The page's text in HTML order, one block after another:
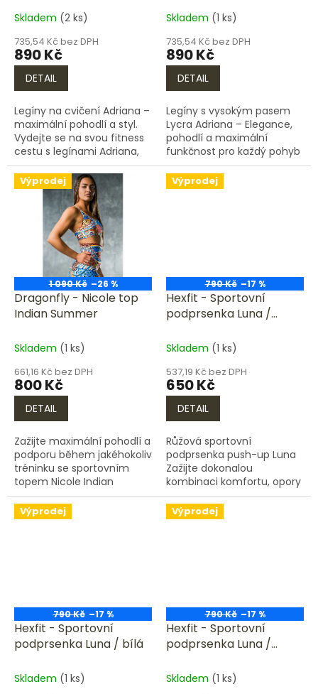
Skladem (2 ks)
735,54 Kč bez DPH
890 Kč
DETAIL
Legíny na cvičení Adriana –
maximální pohodlí a styl.
Vydejte se na svou fitness
cestu s legínami Adriana,
které spojují moderní
design, pohodlí a
funkčnost. Tyto legíny
Skladem (1 ks)
735,54 Kč bez DPH
890 Kč
DETAIL
Legíny s vysokým pasem
Lycra Adriana – Elegance,
pohodlí a maximální
funkčnost pro každý pohyb
Objevte perfektní spojení
stylu, komfortu a
výjimečné kvality s
Výprodej
1 090 Kč –26 %
Dragonfly - Nicole top
Indian Summer
Skladem (1 ks)
661,16 Kč bez DPH
800 Kč
DETAIL
Zažijte maximální pohodlí a
podporu během jakéhokoliv
tréninku se sportovním
topem Nicole Indian
Summer. Tento elegantní a
funkční top byl navržen s
důrazem na ženskost,...
Výprodej
790 Kč –17 %
Hexfit - Sportovní
podprsenka Luna /
Skladem (1 ks)
537,19 Kč bez DPH
650 Kč
DETAIL
Růžová sportovní
podprsenka push-up Luna
Zažijte dokonalou
kombinaci komfortu, opory
a stylu se zelenou
sportovní podprsenkou
push-up Luna od Hexfit.cz.
Výprodej
790 Kč –17 %
Hexfit - Sportovní
podprsenka Luna / bílá
Skladem (1 ks)
Výprodej
790 Kč –17 %
Hexfit - Sportovní
podprsenka Luna /
Skladem (1 ks)